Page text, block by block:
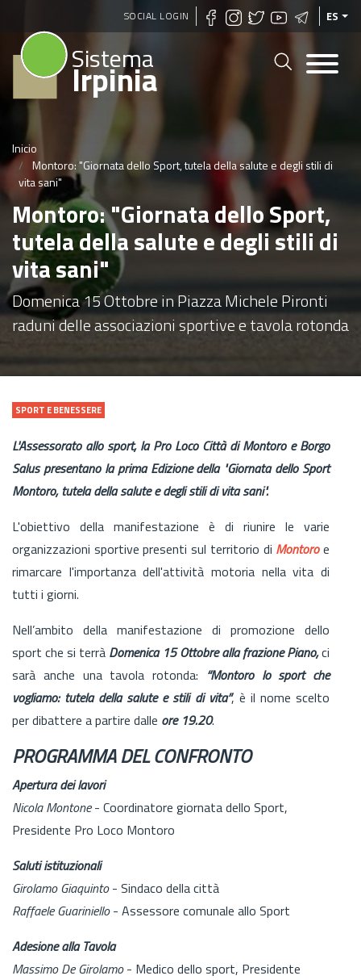
Pasar
contenido
SOCIAL LOGIN ES
Sistema
Irpinia
Inicio
Montoro: "Giornata dello Sport, tutela della salute e degli stili di
vita sani"
Montoro: "Giornata dello Sport,
tutela della salute e degli stili di
vita sani"
Domenica 15 Ottobre in Piazza Michele Pironti
raduni delle associazioni sportive e tavola rotonda
SPORT E BENESSERE
L'Assessorato allo sport, la Pro Loco Città di Montoro e Borgo
Salus presentano la prima Edizione della "Giornata dello Sport
Montoro, tutela della salute e degli stili di vita sani".
L'obiettivo della manifestazione è di riunire le varie
organizzazioni sportive presenti sul territorio di Montoroe
rimarcare l'importanza dell'attività motoria nella vita di
tutti i giorni.
Nell’ambito della manifestazione di promozione dello
sport che si terrà Domenica 15 Ottobre alla frazione Piano,ci
sarà anche una tavola rotonda: “Montoro lo sport che
vogliamo: tutela della salute e stili di vita”, è il nome scelto
per dibattere a partire dalle ore 19.20.
PROGRAMMA DEL CONFRONTO
Apertura dei lavori
Nicola Montone- Coordinatore giornata dello Sport,
Presidente Pro Loco Montoro
Saluti istituzionali
Girolamo Giaquinto- Sindaco della città
Raffaele Guariniello- Assessore comunale allo Sport
Adesione alla Tavola
Massimo De Girolamo- Medico dello sport, Presidente